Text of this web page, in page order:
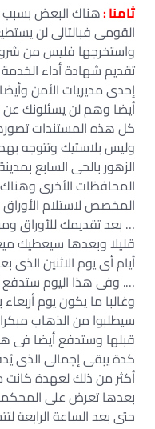
ثامنا :هناك البعض بسبب
القومى فبالتالى لن
واستخرجها فليس من
تقديم شهادة أداء
إحدى مديريات الأمن
أيضا وهم لن يسئلونك
كل هذه المستندات
وليس بلاستيك وتتوجه
الزهور بالحى السابع
المحافظات الأخرى
المخصص لاستلام
… بعد تقديمك للأوراق
قليلا وبعدها سيعطيك
…. وفى هذا اليوم ستدفع
سيطلبوا من الذهاب
أكثر من ذلك لعهدة
بعدها تعرض على
حتى بعد الساعة الرابعة